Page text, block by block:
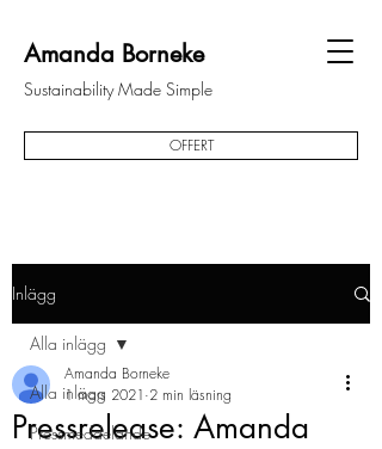
Amanda Borneke
Sustainability Made Simple
OFFERT
Inlägg
Alla inlägg
Pressmeddelande
Alla inlägg
Pressrelease: Amanda
Amanda Borneke
1 mars 2021 2 min läsning